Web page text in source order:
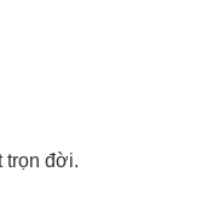
trọn đời.